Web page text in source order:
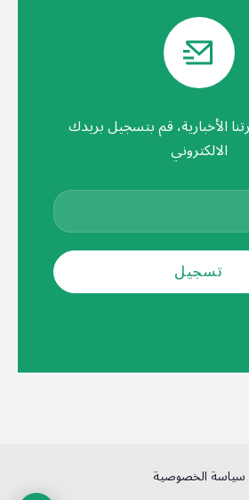
الأخبارية، قم بتسجيل بريدك
الالكتروني
سياسة الخصوصية